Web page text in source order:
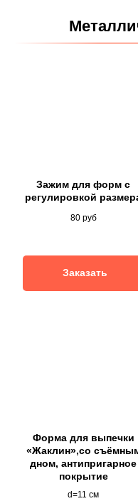
Зажим для форм с
регулировкой
80 руб
Заказать
Форма для выпечки
«Жаклин»,со
дном, антипригарное
покрытие
d=11 см